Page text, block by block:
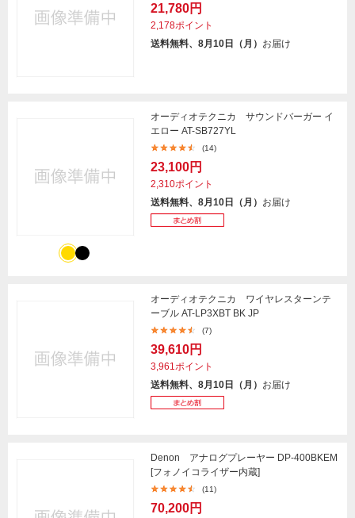
21,780円
2,178ポイント
送料無料、8月10日（月） お届け
オーディオテクニカ サウンドバーガー イ
エロー AT-SB727YL
(14)
23,100円
2,310ポイント
送料無料、8月10日（月） お届け
オーディオテクニカ ワイヤレスターンテ
ーブル AT-LP3XBT BK JP
(7)
39,610円
3,961ポイント
送料無料、8月10日（月） お届け
Denon アナログプレーヤー DP-400BKEM
[フォノイコライザー内蔵]
(11)
70,200円